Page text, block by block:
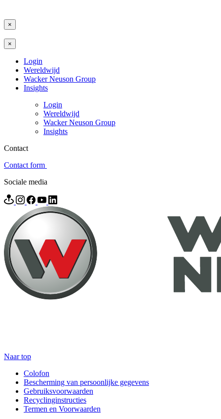
×
×
Login
Wereldwijd
Wacker Neuson Group
Insights
Login
Wereldwijd
Wacker Neuson Group
Insights
Contact
Contact form
Sociale media
Naar top
Colofon
Bescherming van persoonlijke gegevens
Gebruiksvoorwaarden
Recyclinginstructies
Termen en Voorwaarden